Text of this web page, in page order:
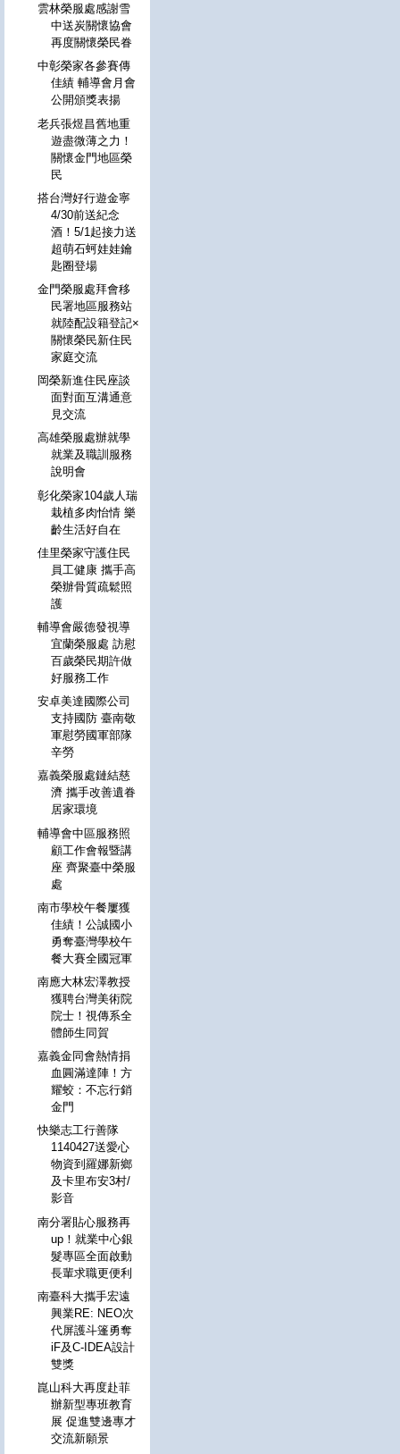
雲林榮服處感謝雪
中送炭關懷協會
再度關懷榮民眷
中彰榮家各參賽傳
佳績 輔導會月會
公開頒獎表揚
老兵張煜昌舊地重
遊盡微薄之力！
關懷金門地區榮
民
搭台灣好行遊金寧
4/30前送紀念
酒！5/1起接力送
超萌石蚵娃娃鑰
匙圈登場
金門榮服處拜會移
民署地區服務站
就陸配設籍登記×
關懷榮民新住民
家庭交流
岡榮新進住民座談
面對面互溝通意
見交流
高雄榮服處辦就學
就業及職訓服務
說明會
彰化榮家104歲人瑞
栽植多肉怡情 樂
齡生活好自在
佳里榮家守護住民
員工健康 攜手高
榮辦骨質疏鬆照
護
輔導會嚴德發視導
宜蘭榮服處 訪慰
百歲榮民期許做
好服務工作
安卓美達國際公司
支持國防 臺南敬
軍慰勞國軍部隊
辛勞
嘉義榮服處鏈結慈
濟 攜手改善遺眷
居家環境
輔導會中區服務照
顧工作會報暨講
座 齊聚臺中榮服
處
南市學校午餐屢獲
佳績！公誠國小
勇奪臺灣學校午
餐大賽全國冠軍
南應大林宏澤教授
獲聘台灣美術院
院士！視傳系全
體師生同賀
嘉義金同會熱情捐
血圓滿達陣！方
耀蛟：不忘行銷
金門
快樂志工行善隊
1140427送愛心
物資到羅娜新鄉
及卡里布安3村/
影音
南分署貼心服務再
up！就業中心銀
髮專區全面啟動
長輩求職更便利
南臺科大攜手宏遠
興業RE: NEO次
代屏護斗篷勇奪
iF及C-IDEA設計
雙獎
崑山科大再度赴菲
辦新型專班教育
展 促進雙邊專才
交流新願景